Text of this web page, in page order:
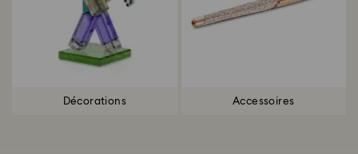
Décorations Accessoires